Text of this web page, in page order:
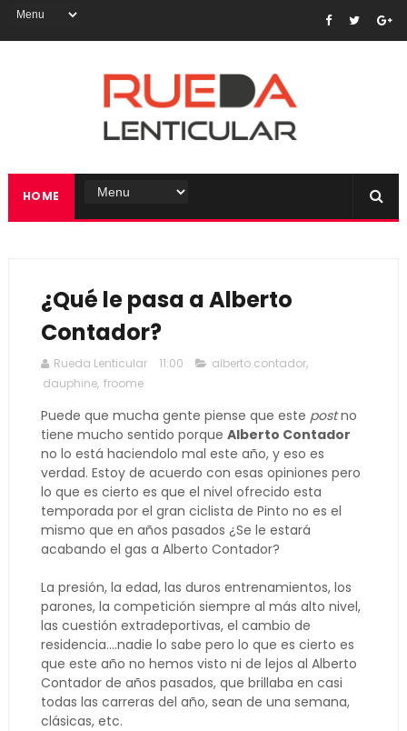
HOME
¿Qué le pasa a Alberto
Contador?
Rueda Lenticular 11:00 alberto contador,
dauphine, froome
Puede que mucha gente piense que este postno
tiene mucho sentido porque Alberto Contador
no lo está haciendolo mal este año, y eso es
verdad. Estoy de acuerdo con esas opiniones pero
lo que es cierto es que el nivel ofrecido esta
temporada por el gran ciclista de Pinto no es el
mismo que en años pasados ¿Se le estará
acabando el gas a Alberto Contador?
La presión, la edad, las duros entrenamientos, los
parones, la competición siempre al más alto nivel,
las cuestión extradeportivas, el cambio de
residencia....nadie lo sabe pero lo que es cierto es
que este año no hemos visto ni de lejos al Alberto
Contador de años pasados, que brillaba en casi
todas las carreras del año, sean de una semana,
clásicas, etc.